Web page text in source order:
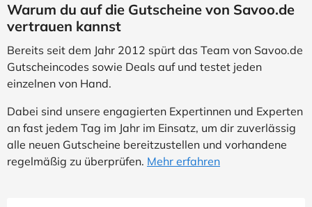
Warum du auf die Gutscheine von Savoo.de
vertrauen kannst
Bereits seit dem Jahr 2012 spürt das Team von Savoo.de
Gutscheincodes sowie Deals auf und testet jeden
einzelnen von Hand.
Dabei sind unsere engagierten Expertinnen und Experten
an fast jedem Tag im Jahr im Einsatz, um dir zuverlässig
alle neuen Gutscheine bereitzustellen und vorhandene
regelmäßig zu überprüfen. Mehr erfahren